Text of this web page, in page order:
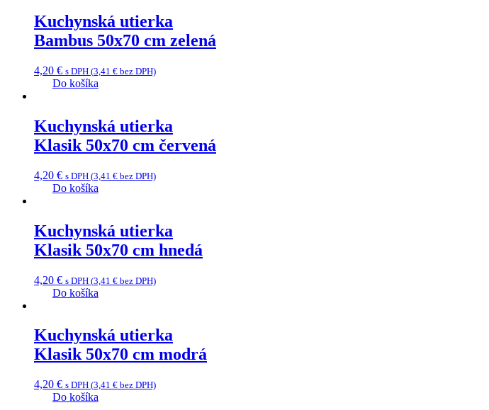
Kuchynská utierka
Bambus 50x70 cm zelená
4,20 € s DPH (3,41 € bez DPH)
Do košíka
Kuchynská utierka
Klasik 50x70 cm červená
4,20 € s DPH (3,41 € bez DPH)
Do košíka
Kuchynská utierka
Klasik 50x70 cm hnedá
4,20 € s DPH (3,41 € bez DPH)
Do košíka
Kuchynská utierka
Klasik 50x70 cm modrá
4,20 € s DPH (3,41 € bez DPH)
Do košíka